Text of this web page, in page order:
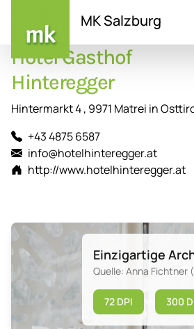
Inhalt
MK Salzburg
Hotel Gasthof
Hinteregger
Hintermarkt 4 , 9971 Matrei in
+43 4875 6587
info@hotelhinteregger.at
http://www.hotelhinteregger.at
Einzigartige
Quelle: Anna Fichtner
72 DPI 300